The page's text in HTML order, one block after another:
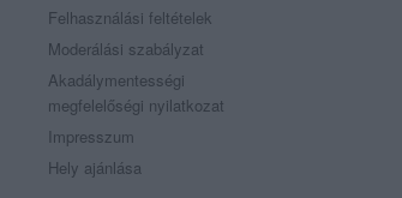
Felhasználási feltételek
Moderálási szabályzat
Akadálymentességi
megfelelőségi nyilatkozat
Impresszum
Hely ajánlása